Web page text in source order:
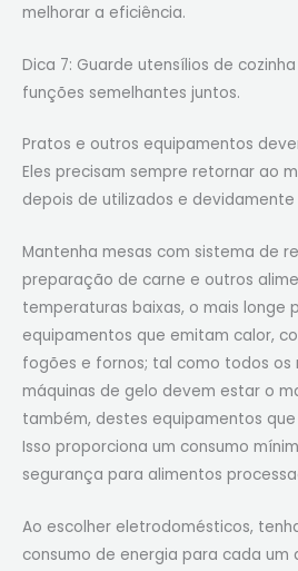
melhorar a eficiência.
Dica 7: Guarde utensílios de
funções semelhantes juntos.
Pratos e outros equipamentos
Eles precisam sempre retornar ao
depois de utilizados e devidamente
Mantenha mesas com sistema de
preparação de carne e outros
temperaturas baixas, o mais longe
equipamentos que emitam calor,
fogões e fornos; tal como todos os
máquinas de gelo devem estar o
também, destes equipamentos
Isso proporciona um consumo
segurança para alimentos
Ao escolher eletrodomésticos,
consumo de energia para cada um